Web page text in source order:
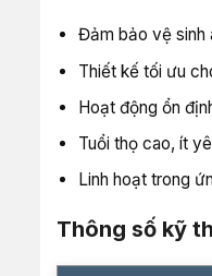
Đảm bảo vệ sinh
Thiết kế tối ưu
Hoạt động ổn
Tuổi thọ cao, ít
Linh hoạt trong
Thông số kỹ